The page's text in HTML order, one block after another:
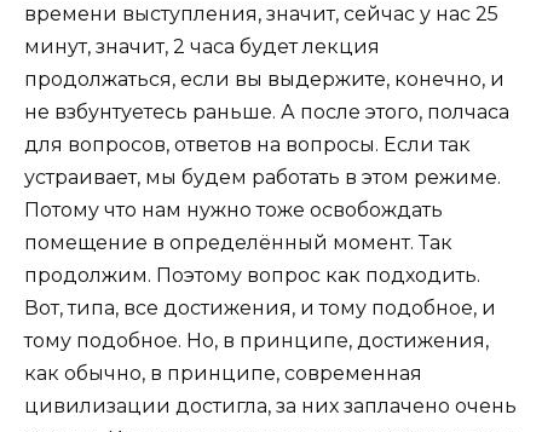
времени выступления, значит, сейчас у нас 25
минут, значит, 2 часа будет лекция
продолжаться, если вы выдержите, конечно, и
не взбунтуетесь раньше. А после этого, полчаса
для вопросов, ответов на вопросы. Если так
устраивает, мы будем работать в этом режиме.
Потому что нам нужно тоже освобождать
помещение в определённый момент. Так
продолжим. Поэтому вопрос как подходить.
Вот, типа, все достижения, и тому подобное, и
тому подобное. Но, в принципе, достижения,
как обычно, в принципе, современная
цивилизации достигла, за них заплачено очень